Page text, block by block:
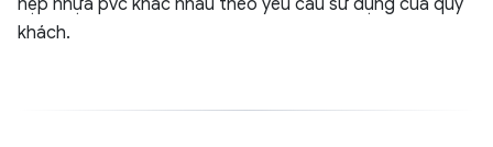
nẹp nhựa pvc khác nhau theo yêu cầu sử dụng của quý
khách.